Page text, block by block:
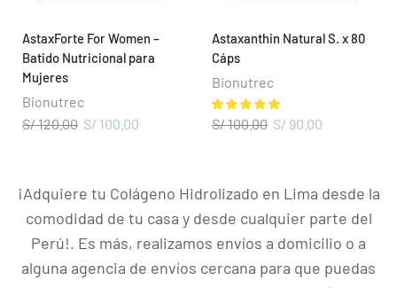
AstaxForte For Women –
Batido Nutricional para
Mujeres
Bionutrec
S/120.00 S/ 100.00
Astaxanthin Natural S. x 80
Cáps
Bionutrec
S/100.00 S/ 90.00
¡Adquiere tu Colágeno Hidrolizado en Lima desde la
comodidad de tu casa y desde cualquier parte del
Perú!. Es más, realizamos envíos a domicilio o a
alguna agencia de envíos cercana para que puedas
Libro de Reclamaciones
CONTÁCTENOS